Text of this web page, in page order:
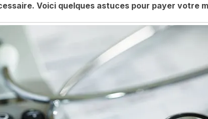
Voici quelques astuces pour payer votre